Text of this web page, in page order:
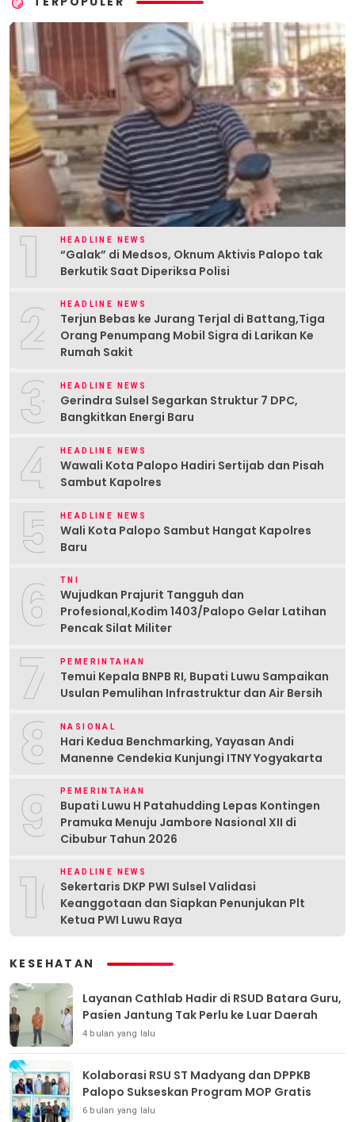
1 HEADLINE NEWS
“Galak” di Medsos, Oknum Aktivis Palopo tak
Berkutik Saat Diperiksa Polisi
2 HEADLINE NEWS
Terjun Bebas ke Jurang Terjal di Battang,Tiga
Orang Penumpang Mobil Sigra di Larikan Ke
Rumah Sakit
3 HEADLINE NEWS
Gerindra Sulsel Segarkan Struktur 7 DPC,
Bangkitkan Energi Baru
4 HEADLINE NEWS
Wawali Kota Palopo Hadiri Sertijab dan Pisah
Sambut Kapolres
5 HEADLINE NEWS
Wali Kota Palopo Sambut Hangat Kapolres
Baru
6 TNI
Wujudkan Prajurit Tangguh dan
Profesional,Kodim 1403/Palopo Gelar Latihan
Pencak Silat Militer
7 PEMERINTAHAN
Temui Kepala BNPB RI, Bupati Luwu Sampaikan
Usulan Pemulihan Infrastruktur dan Air Bersih
8 NASIONAL
Hari Kedua Benchmarking, Yayasan Andi
Manenne Cendekia Kunjungi ITNY Yogyakarta
9 PEMERINTAHAN
Bupati Luwu H Patahudding Lepas Kontingen
Pramuka Menuju Jambore Nasional XII di
Cibubur Tahun 2026
10HEADLINE NEWS
Sekertaris DKP PWI Sulsel Validasi
Keanggotaan dan Siapkan Penunjukan Plt
Ketua PWI Luwu Raya
KESEHATAN
Layanan Cathlab Hadir di RSUD Batara Guru,
Pasien Jantung Tak Perlu ke Luar Daerah
4 bulan yang lalu
Kolaborasi RSU ST Madyang dan DPPKB
Palopo Sukseskan Program MOP Gratis
6 bulan yang lalu